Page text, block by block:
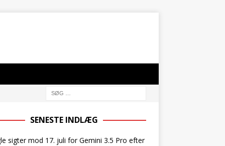
SENESTE INDLÆG
sigter mod 17. juli for Gemini 3.5 Pro efter